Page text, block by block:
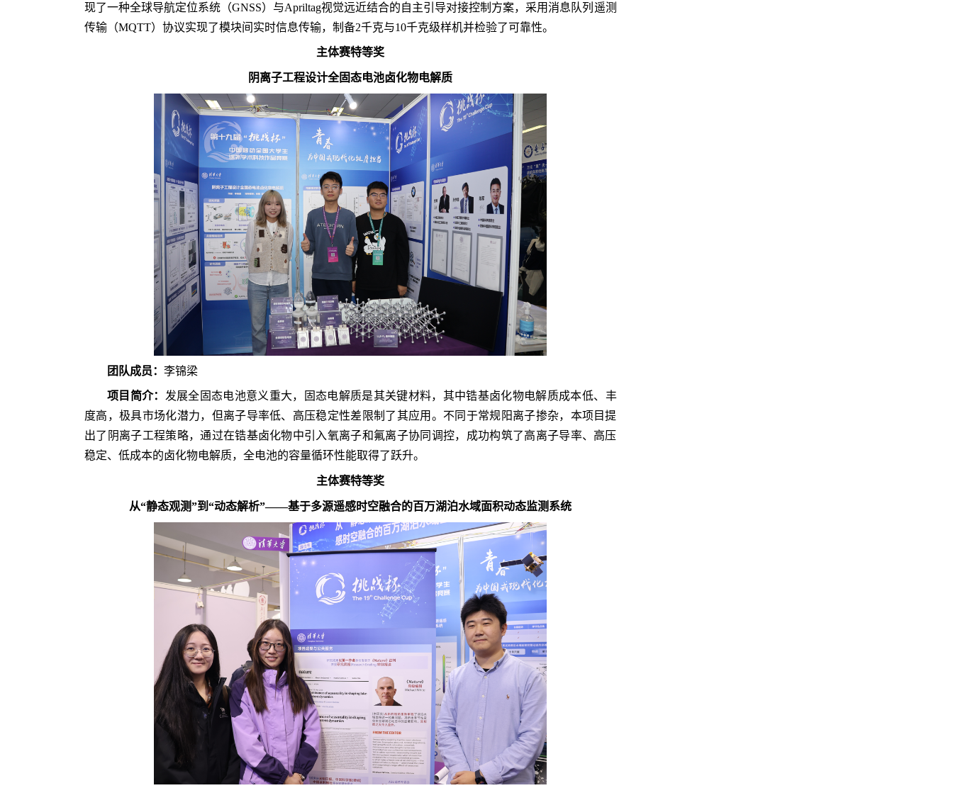
现了一种全球导航定位系统（GNSS）与Apriltag视觉远近结合的自主引导对接控制方案，采用消息队列遥测
传输（MQTT） 协议实现了模块间实时信息传输，制备2千克与10千克级样机并检验了可靠性。
主体赛特等奖
阴离子工程设计全固态电池卤化物电解质
团队成员： 李锦梁
项目简介： 发展全固态电池意义重大，固态电解质是其关键材料，其中锆基卤化物电解质成本低、丰
度高，极具市场化潜力，但离子导率低、高压稳定性差限制了其应用。不同于常规阳离子掺杂，本项目提
出了阴离子工程策略，通过在锆基卤化物中引入氧离子和氟离子协同调控，成功构筑了高离子导率、高压
稳定、低成本的卤化物电解质，全电池的容量循环性能取得了跃升。
主体赛特等奖
从“静态观测”到“动态解析”——基于多源遥感时空融合的百万湖泊水域面积动态监测系统